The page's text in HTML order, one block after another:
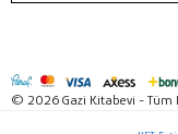
© 2026 Gazi Kitabevi - Tüm